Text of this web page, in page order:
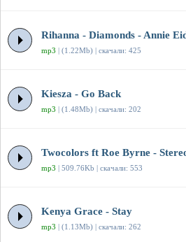
Rihanna - Diamonds - Annie
mp3 | (1.22Mb) | скачали: 425
Kiesza - Go Back
mp3 | (1.48Mb) | скачали: 202
Twocolors ft Roe Byrne -
mp3 | 509.76Kb | скачали: 553
Kenya Grace - Stay
mp3 | (1.13Mb) | скачали: 262